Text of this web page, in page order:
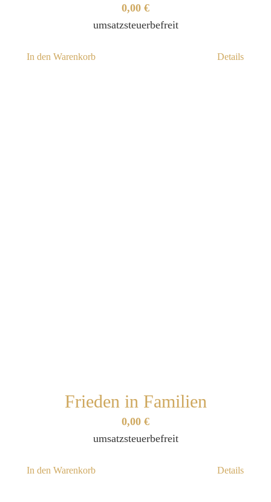
0,00 €
umsatzsteuerbefreit
In den Warenkorb Details
Frieden in Familien
0,00 €
umsatzsteuerbefreit
In den Warenkorb Details